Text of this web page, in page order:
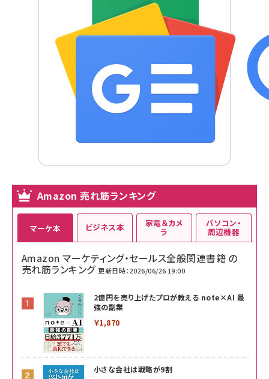
Amazon 売れ筋ランキング
マーケ本
Amazon マーケティング・セールス全般関連書籍 の
売れ筋ランキング 更新日時：2026/06/26 19:00
2億円を売り上げたプロが教える note×AI 最
強の副業
￥1,870
小さな会社は戦略が9割
ビジネス本 家電＆カメ
ラ
パソコン・
周辺機器